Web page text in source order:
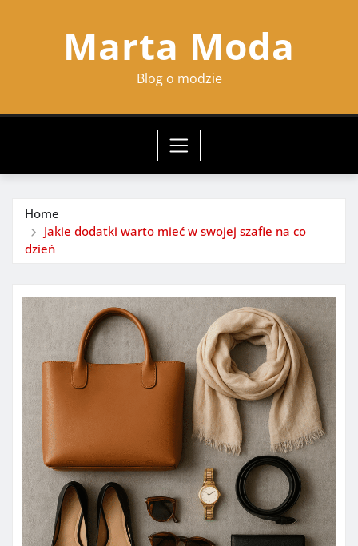
Marta Moda
Blog o modzie
Home
Jakie dodatki warto mieć w swojej szafie na co
dzień